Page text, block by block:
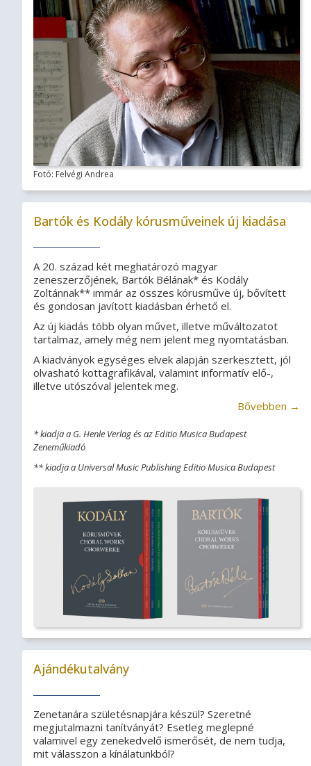
Fotó: Felvégi Andrea
Bartók és Kodály kórusműveinek új kiadása
A 20. század két meghatározó magyar
zeneszerzőjének, Bartók Bélának* és Kodály
Zoltánnak** immár az összes kórusműve új, bővített
és gondosan javított kiadásban érhető el.
Az új kiadás több olyan művet, illetve műváltozatot
tartalmaz, amely még nem jelent meg nyomtatásban.
A kiadványok egységes elvek alapján szerkesztett, jól
olvasható kottagrafikával, valamint informatív elő-,
illetve utószóval jelentek meg.
Bővebben →
* kiadja a G. Henle Verlag és az Editio Musica Budapest
Zeneműkiadó
** kiadja a Universal Music Publishing Editio Musica Budapest
Ajándékutalvány
Zenetanára születésnapjára készül? Szeretné
megjutalmazni tanítványát? Esetleg meglepné
valamivel egy zenekedvelő ismerősét, de nem tudja,
mit válasszon a kínálatunkból?